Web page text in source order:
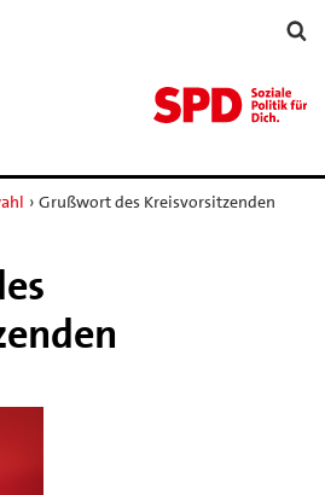
› Grußwort des Kreisvorsitzenden